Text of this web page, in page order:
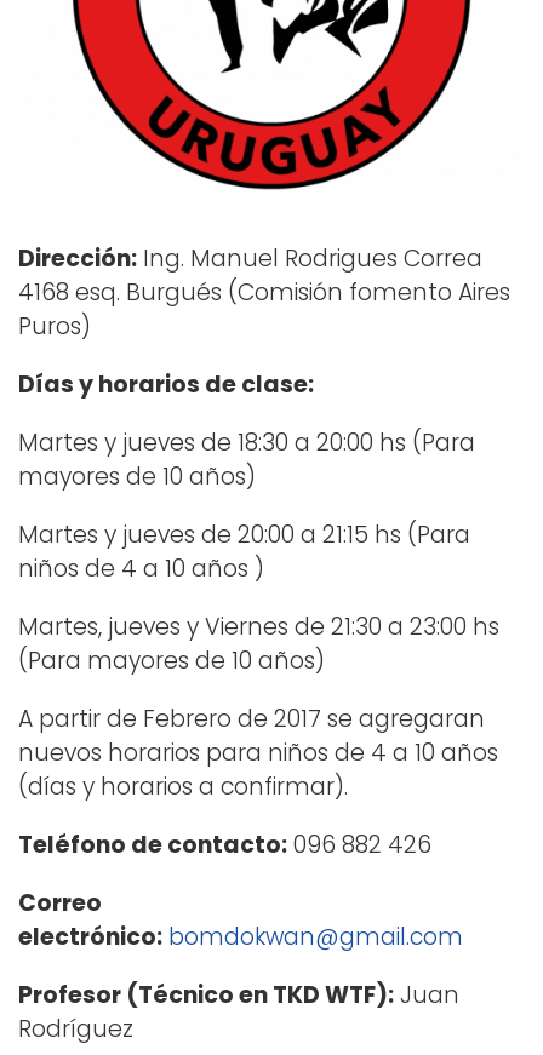
Dirección: Ing. Manuel Rodrigues Correa
4168 esq. Burgués (Comisión fomento Aires
Puros)
Días y horarios de clase:
Martes y jueves de 18:30 a 20:00 hs (Para
mayores de 10 años)
Martes y jueves de 20:00 a 21:15 hs (Para
niños de 4 a 10 años )
Martes, jueves y Viernes de 21:30 a 23:00 hs
(Para mayores de 10 años)
A partir de Febrero de 2017 se agregaran
nuevos horarios para niños de 4 a 10 años
(días y horarios a confirmar).
Teléfono de contacto:096 882 426
Correo
electrónico: bomdokwan@gmail.com
Profesor (Técnico en TKD WTF):Juan
Rodríguez